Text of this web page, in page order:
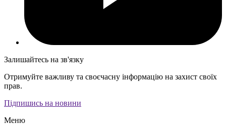
Залишайтесь на зв'язку
Отримуйте важливу та своєчасну інформацію на захист своїх
прав.
Підпишись на новини
Меню